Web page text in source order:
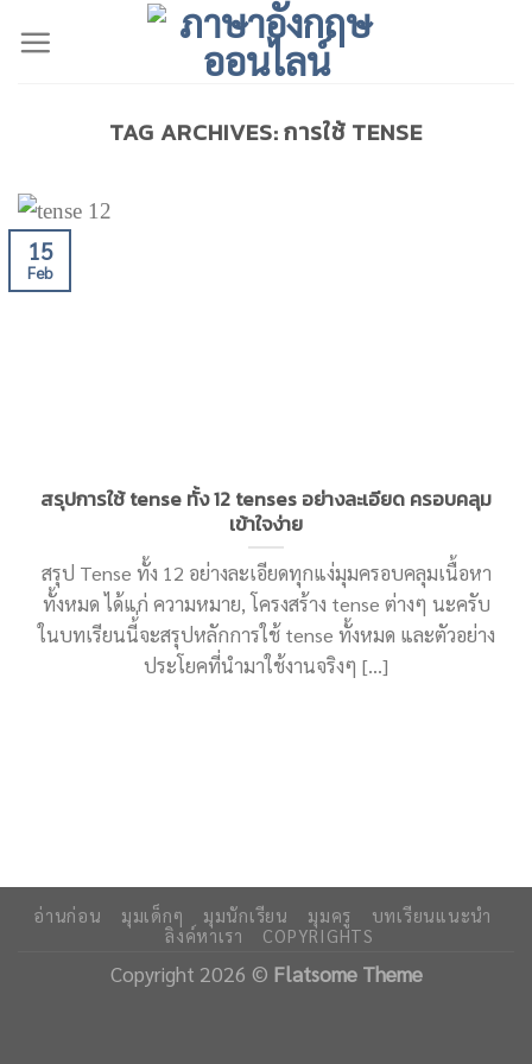
TAG ARCHIVES:การใช้ TENSE
สรุปการใช้ tense ทั้ง 12 tenses อย่างละเอียด ครอบคลุม
เข้าใจง่าย
สรุป Tense ทั้ง 12 อย่างละเอียดทุกแง่มุมครอบคลุมเนื้อหา
ทั้งหมด ได้แก่ ความหมาย, โครงสร้าง tense ต่างๆ นะครับ
ในบทเรียนนี้่จะสรุปหลักการใช้ tense ทั้งหมด และตัวอย่าง
ประโยคที่นำมาใช้งานจริงๆ [...]
15
Feb
อ่านก่อน มุมเด็กๆ มุมนักเรียน มุมครู
บทเรียนแนะนำ
ลิงค์หาเรา
COPYRIGHTS
Copyright 2026 © Flatsome Theme